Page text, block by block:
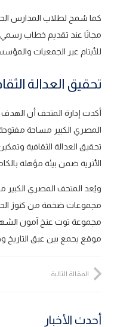
كما سُمح لطلاب المدارس
مجانًا عند تقديم خطاب
للأيتام عبر الجمعيات
تحقيق العدالة
أكدت إدارة المتحف أن
المصري الكبير مساحة
تحقيق العدالة الثقافية
الأثرية ضمن بيئة مؤهلة
ويُعد المتحف المصري الكبير
مجموعات ضخمة من كنوز
مجموعة توت عنخ آمون
موقع يجمع بين عبق التاريخ
المقالة التالية
أحدث الأخبار